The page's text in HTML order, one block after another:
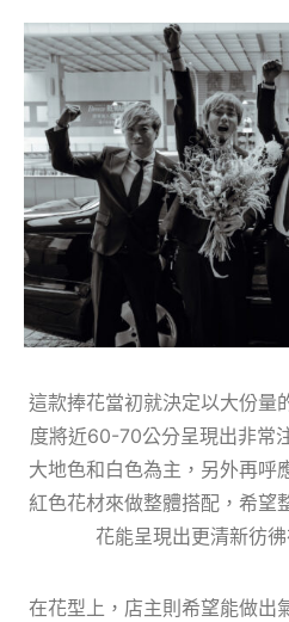
這款捧花當初就決定以大份量
度將近60-70公分呈現出非常
大地色和白色為主，另外再呼
紅色花材來做整體搭配，希望
花能呈現出更清新彷
在花型上，店主則希望能做出